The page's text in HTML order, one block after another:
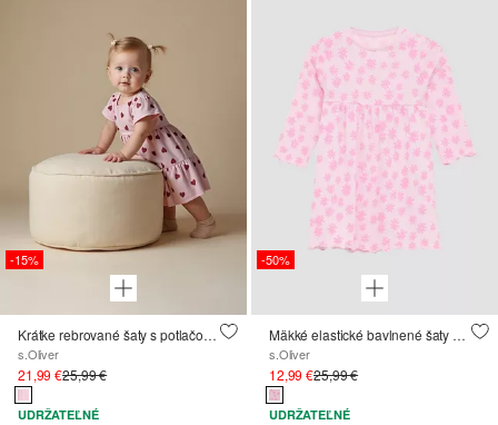
-15%
Krátke rebrované šaty s potlačou a puzdrovými rukávmi
s.Oliver
21,99 €25,99 €
UDRŽATEĽNÉ
-50%
Mäkké elastické bavlnené šaty áčkového strihu
s.Oliver
12,99 €25,99 €
UDRŽATEĽNÉ